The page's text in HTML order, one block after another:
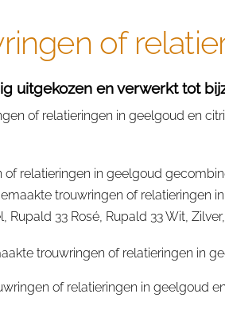
of
uitgekozen en verwerkt tot
of relatieringen in geelgoud en
relatieringen in geelgoud
trouwringen of relatieringen
33 Rosé, Rupald 33 Wit,
trouwringen of relatieringen in
of relatieringen in geelgoud